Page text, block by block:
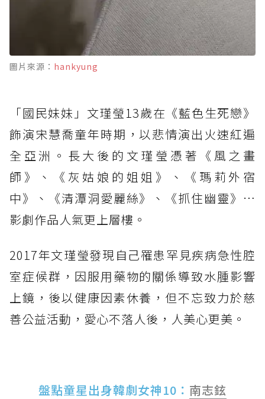
圖片來源： hankyung
「國民妹妹」文瑾瑩13歲在《藍色生死戀》
飾演宋慧喬童年時期，以悲情演出火速紅遍
全亞洲。長大後的文瑾瑩憑著《風之畫
師》、《灰姑娘的姐姐》、《瑪莉外宿
中》、《清潭洞愛麗絲》、《抓住幽靈》…
影劇作品人氣更上層樓。
2017年文瑾瑩發現自己罹患罕見疾病急性腔
室症候群，因服用藥物的關係導致水腫影響
上鏡，後以健康因素休養，但不忘致力於慈
善公益活動，愛心不落人後，人美心更美。
盤點童星出身韓劇女神10： 南志鉉